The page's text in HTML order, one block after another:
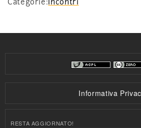
Categorie:Incontri
Informativa
RESTA AGGIORNATO!